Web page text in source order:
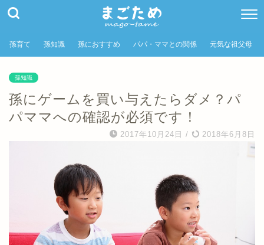
孫育て 孫知識 孫におすすめ パパ・ママとの関係 元気な祖父母
孫知識
孫にゲームを買い与えたらダメ？パ
パママへの確認が必須です！
2017年10月24日 / 2018年6月8日